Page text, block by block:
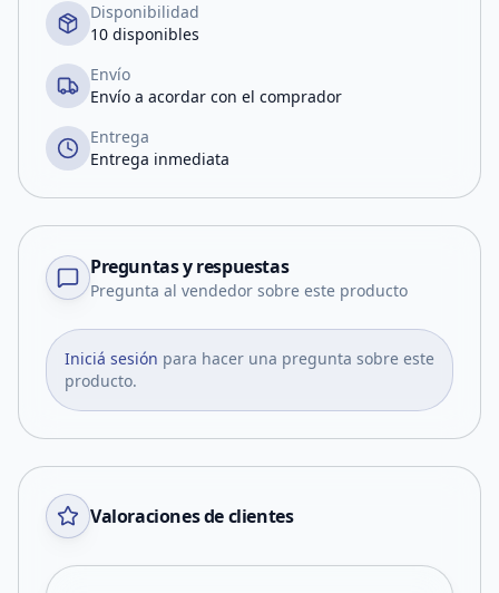
Disponibilidad
10 disponibles
Envío
Envío a acordar con el comprador
Entrega
Entrega inmediata
Preguntas y respuestas
Pregunta al vendedor sobre este producto
Iniciá sesión para hacer una pregunta sobre este
producto.
Valoraciones de clientes